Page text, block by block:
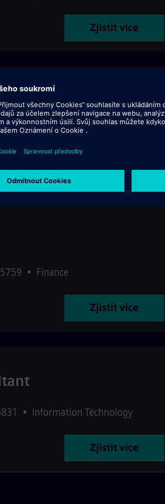
Zjistit více
Security Technologies
Zjistit více
• Finance
Zjistit více
• Information Technology
Zjistit více